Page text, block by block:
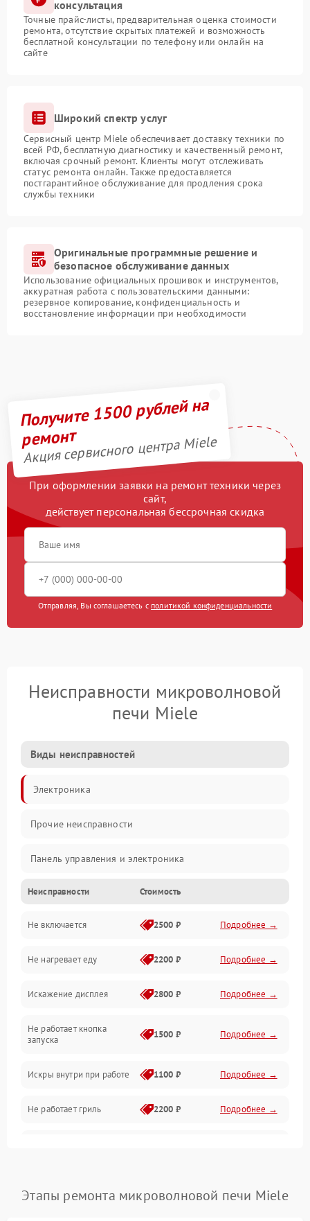
консультация
Точные прайс-листы, предварительная оценка стоимости
ремонта, отсутствие скрытых платежей и возможность
бесплатной консультации по телефону или онлайн на
сайте
Широкий спектр услуг
Сервисный центр Miele обеспечивает доставку техники по
всей РФ, бесплатную диагностику и качественный ремонт,
включая срочный ремонт. Клиенты могут отслеживать
статус ремонта онлайн. Также предоставляется
постгарантийное обслуживание для продления срока
службы техники
Оригинальные программные решение и
безопасное обслуживание данных
Использование официальных прошивок и инструментов,
аккуратная работа с пользовательскими данными:
резервное копирование, конфиденциальность и
восстановление информации при необходимости
Получите 1500 рублей на
ремонт
Акция сервисного центра Miele
При оформлении заявки на ремонт техники через
сайт,
действует персональная бессрочная скидка
Отправляя, Вы соглашаетесь с политикой конфиденциальности
Неисправности микроволновой
печи Miele
Виды неисправностей
Электроника
Прочие неисправности
Панель управления и электроника
Дверца и корпус
Механика и внутренние элементы
Механические повреждения
Питание и запуск
Нагрев и приготовление
Программное обеспечение
Неисправности Стоимость
Не включается 2500 ₽ Подробнее →
Не нагревает еду 2200 ₽ Подробнее →
Искажение дисплея 2800 ₽ Подробнее →
Не работает кнопка
запуска
1500 ₽ Подробнее →
Искры внутри при работе 1100 ₽ Подробнее →
Не работает гриль 2200 ₽ Подробнее →
Появление запаха гари Подробнее →
Этапы ремонта микроволновой печи Miele